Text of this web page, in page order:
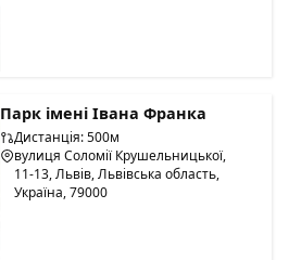
Парк імені Івана Франка
Дистанція: 500м
вулиця Соломії Крушельницької,
11-13, Львів, Львівська область,
Україна, 79000